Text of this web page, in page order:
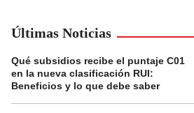
Últimas Noticias
Qué subsidios recibe el puntaje C01
en la nueva clasificación RUI:
Beneficios y lo que debe saber